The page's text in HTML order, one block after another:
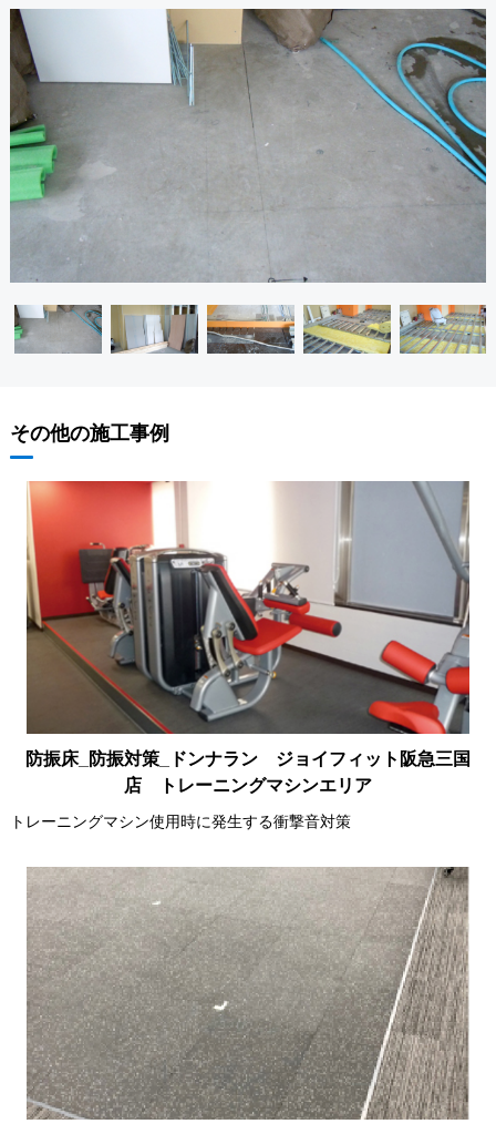
その他の施工事例
防振床_防振対策_ドンナラン ジョイフィット阪急三国
店 トレーニングマシンエリア
トレーニングマシン使用時に発生する衝撃音対策